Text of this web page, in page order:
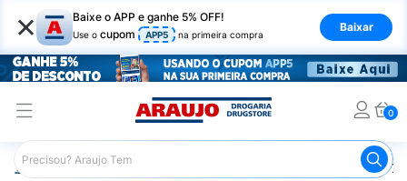
× Baixe o APP e ganhe 5% OFF!
Use o cupom APP5 na primeira compra
Baixar
0
Araujo Pet Shop Ração para Cachorro